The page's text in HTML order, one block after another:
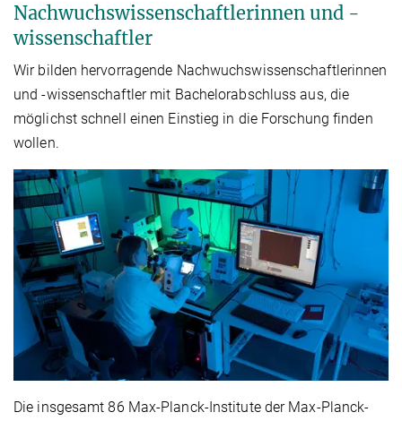
Nachwuchswissenschaftlerinnen und -
wissenschaftler
Wir bilden hervorragende Nachwuchswissenschaftlerinnen
und -wissenschaftler mit Bachelorabschluss aus, die
möglichst schnell einen Einstieg in die Forschung finden
wollen.
Die insgesamt 86 Max-Planck-Institute der Max-Planck-